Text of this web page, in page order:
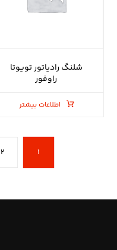
شلنگ رادیاتور تویوتا
راوفور
اطلاعات بیشتر
۱ ۲